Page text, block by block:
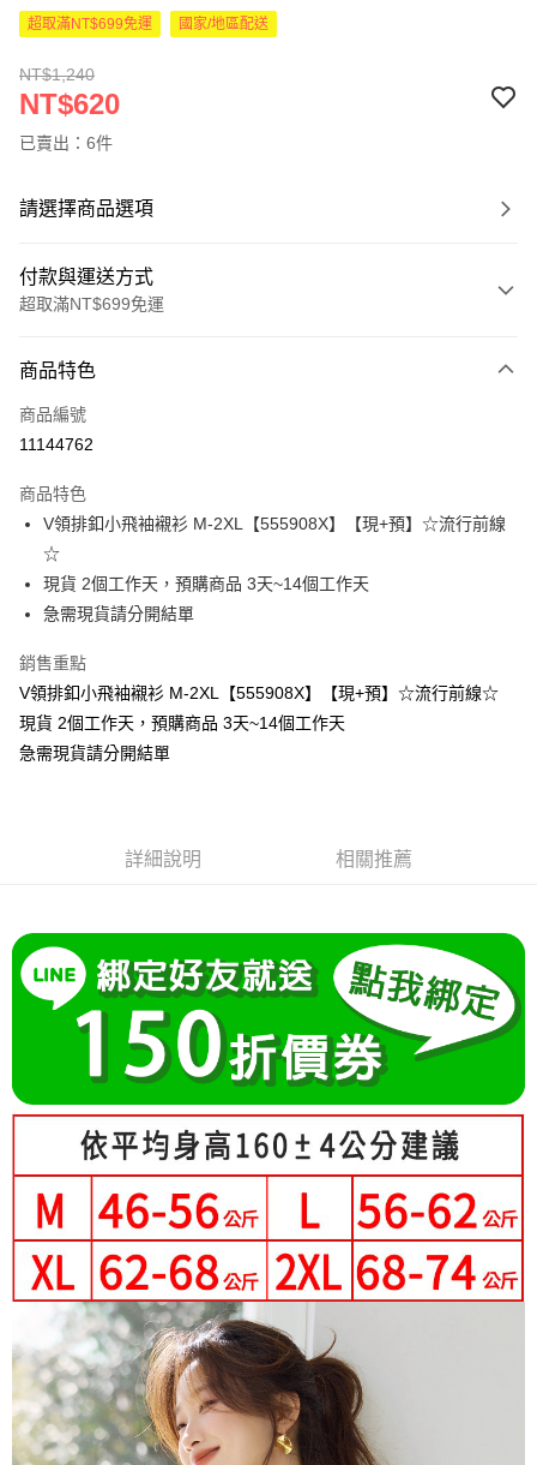
超取滿NT$699免運 國家/地區配送
NT$1,240
NT$620
已賣出：6件
請選擇商品選項
付款與運送方式
超取滿NT$699免運
信用卡一次付款
超商取貨付款
Apple Pay
街口支付
悠遊付
Google Pay
全支付
1.本服務由台灣大哥大提供，台灣大哥大用戶可立即使用無須另外申請。
3.實際核准額度、可分期數及費用金額請依後續交易確認頁面所載為準。
4.訂單成立30分鐘內，如未前往確認交易或遇審核未通過，訂單將自動取
消。如遇「轉專審核」未通過狀況，表示未達大哥付你分期系統評分，恕無
法說明評估內容。
【繳款方式說明】
1.分期款項不併入電信帳單，「大哥付你分期」於每月結算日後寄送繳費提
2.透過簡訊連結打開帳單後，可選擇「超商條碼／台灣大直營門市／銀行轉
帳／街口支付／iPASS MONEY」等通路繳費。
【注意事項】
用戶於交易時，得透過本服務購買商品或服務，並由商店將買賣／分期付款
買賣價金債權讓與本公司後，依約使用本公司帳單繳交帳款。
2.基於同意付款使用「大哥付你分期」之契約關係目的，商店將以您的個人
資料（包含姓名、電話或地址）提供予台灣大哥大進項蒐集、處理及利用，
由本公司與您本人進行分期帳單所需資料之確認、核對及更正。
3.完整用戶服務條款，請詳閱以下連結：
AFTEE先享後付
AFTEE先享後付是「在收到商品之後才付款」的支付方式。 讓您購物簡單
便利好安心！
１．簡單：不需註冊會員、不需綁卡、不需儲值。
２．便利：只要手機號碼，簡訊認證，即可結帳。
３．安心：先確認商品／服務後，再付款。
【「AFTEE先享後付」結帳流程】
１．於結帳方式選擇「AFTEE先享後付」後，將跳轉至「AFTEE先享後付」
結帳頁面，進行簡訊認證並確認金額後，即可完成結帳。
２．訂單成立數日內，您將收到繳費通知簡訊。
３．收到繳費通知簡訊後14天內，點擊此簡訊中的連結，可透過四大超商／
ATM／網路銀行／等多元方式進行付款，方視為交易完成。
※ 請注意：結帳手續完成當下不需立刻繳費，但若您需要取消訂單，請聯絡
購買商品的店家。未經商家同意取消之訂單仍視為有效，需透過AFTEE先享
後付繳納相關費用。
※ 交易是否成功請以「AFTEE先享後付 」之結帳頁面顯示為準，若有關於
是否繳費成功／繳費後需取消欲退款等相關疑問，請聯繫「AFTEE先享後付
客戶支援中心」https://netprotections.freshdesk.com/support/home
【注意事項】
１．透過由恩沛科技股份有限公司提供之「AFTEE先享後付」服務完成之交
易，需依本服務之必要範圍內提供個人資料，並將交易相關給付款項請求債
權轉讓予恩沛科技股份有限公司。
２．關於個人資料處理事宜，請瀏覽以下網址：
https://aftee.tw/terms/#terms3
Hami Point
相關說明
「Hami Point」為中華電信所提供之點數服務，可於會員專區綁定中華電信
會員帳號後，即可在購物車使用 Hami Point 折抵消費金額 (1點等於1元)。
ATM付款
全家付款取貨
每筆NT$80，滿NT$699(含以上)免運費
付款後全家取貨
每筆NT$80，滿NT$699(含以上)免運費
萊爾富取貨付款
每筆NT$80，滿NT$699(含以上)免運費
付款後萊爾富取貨
每筆NT$80，滿NT$699(含以上)免運費
7-11付款取貨
每筆NT$80，滿NT$699(含以上)免運費
商品特色
商品編號
11144762
商品特色
V領排釦小飛袖襯衫 M-2XL【555908X】【現+預】☆流行前線
☆
現貨 2個工作天，預購商品 3天~14個工作天
急需現貨請分開結單
銷售重點
V領排釦小飛袖襯衫 M-2XL【555908X】【現+預】☆流行前線☆
現貨 2個工作天，預購商品 3天~14個工作天
急需現貨請分開結單
詳細說明 相關推薦